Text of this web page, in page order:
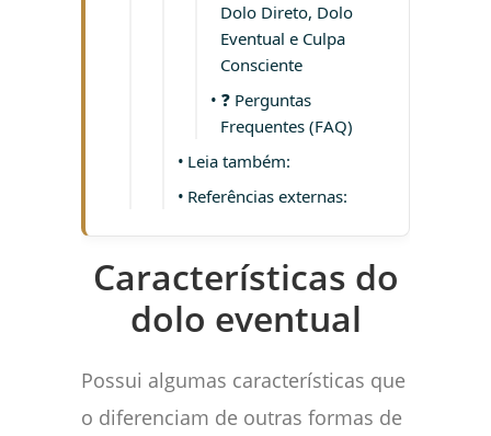
Dolo Direto, Dolo
Eventual e Culpa
Consciente
❓ Perguntas
Frequentes (FAQ)
Leia também:
Referências externas:
Características do
dolo eventual
Possui algumas características que
o diferenciam de outras formas de